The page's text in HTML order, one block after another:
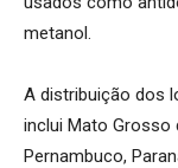
metanol.
A distribuição dos
inclui Mato Grosso
Pernambuco,